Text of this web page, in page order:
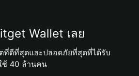
Wallet เลย
ที่ดีที่สุดและปลอดภัยที่สุดที่ได้รับ
ช้ 40 ล้านคน